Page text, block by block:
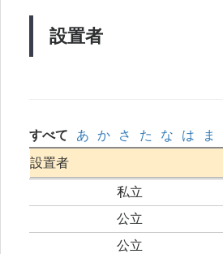
設置者
すべて あ か さ た な は ま
設置者
私立
公立
公立